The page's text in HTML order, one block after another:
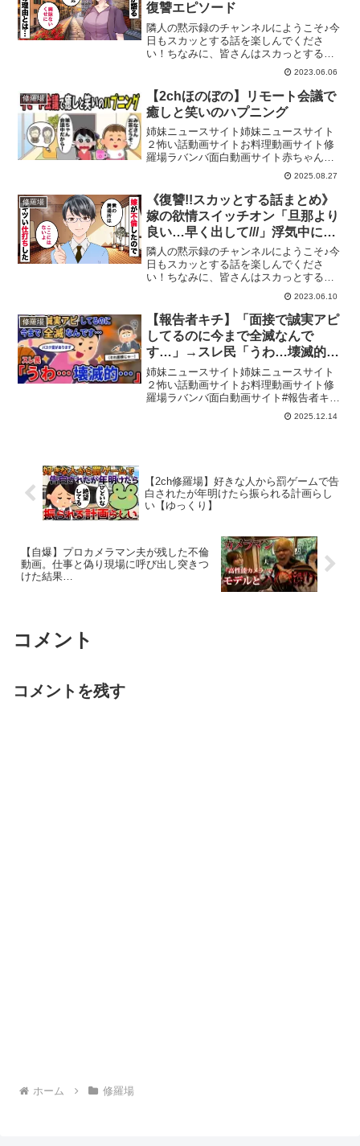
復讐エピソード
隣人の黙示録のチャンネルにようこそ♪今
日もスカッとする話を楽しんでくださ
い！ちなみに、皆さんはスカっとする話
はお好きですか？アニメ系、ライン
(LINE)系など様々なスカッとする動画が
たくさんあると思いますが、隣人の黙示
録では実話や2ch(2...
2023.06.06
修羅場
【2chほのぼの】リモート会議で
癒しと笑いのハプニング
姉妹ニュースサイト姉妹ニュースサイト
２怖い話動画サイトお料理動画サイト修
羅場ラバンバ面白動画サイト赤ちゃん・
子供のほっこりほのぼの短編動画を投稿
しています。隙間時間に是非ご覧くださ
い♪コメントにて、みなさんの体験談も是
非お聞かせください！チ...
2025.08.27
修羅場
《復讐!!スカッとする話まとめ》
嫁の欲情スイッチオン「旦那より
良い…早く出して///」浮気中に突
撃し修羅場→テンプレ通りの言い
訳を無視して徹底制裁!
隣人の黙示録のチャンネルにようこそ♪今
日もスカッとする話を楽しんでくださ
い！ちなみに、皆さんはスカっとする話
はお好きですか？アニメ系、ライン
(LINE)系など様々なスカッとする動画が
たくさんあると思いますが、隣人の黙示
録では実話や2ch(2...
2023.06.10
修羅場
【報告者キチ】「面接で誠実アピ
してるのに今まで全滅なんで
す…」→スレ民「うわ…壊滅的」
【2chゆっくり解説】
姉妹ニュースサイト姉妹ニュースサイト
２怖い話動画サイトお料理動画サイト修
羅場ラバンバ面白動画サイト#報告者キチ
#2ch #2ちゃんねる #就活↓チャンネル登
録よろしくお願いします↓ @2ch-mj4nd1
2025.12.14
【2ch修羅場】好きな人から罰ゲームで告
白されたが年明けたら振られる計画らし
い【ゆっくり】
【自爆】プロカメラマン夫が残した不倫
動画。仕事と偽り現場に呼び出し突きつ
けた結果…
コメント
コメントを残す
ホーム 修羅場